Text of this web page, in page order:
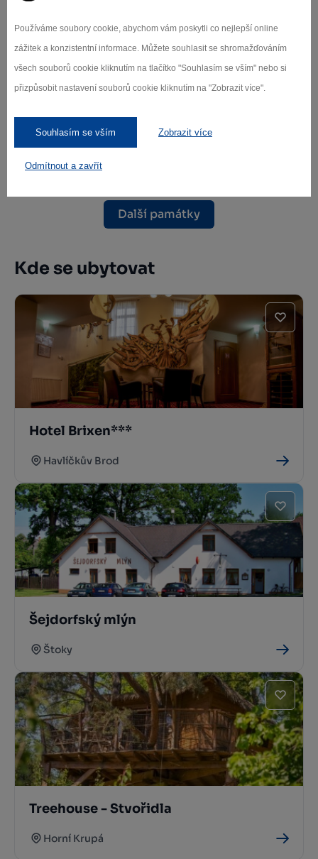
Používáme soubory cookie, abychom vám poskytli co nejlepší online
zážitek a konzistentní informace. Můžete souhlasit se shromažďováním
všech souborů cookie kliknutím na tlačítko "Souhlasím se vším" nebo si
přizpůsobit nastavení souborů cookie kliknutím na "Zobrazit více".
Souhlasím se vším Zobrazit více
Odmítnout a zavřít
Štáflova chalupa Havlíčkův Brod
Havlíčkův Brod
Další památky
Kde se ubytovat
Hotel Brixen***
Havlíčkův Brod
Šejdorfský mlýn
Štoky
Treehouse - Stvořidla
Horní Krupá